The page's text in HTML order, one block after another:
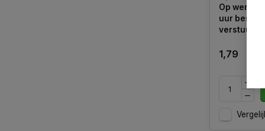
Op
uur
verstuurd
1,79